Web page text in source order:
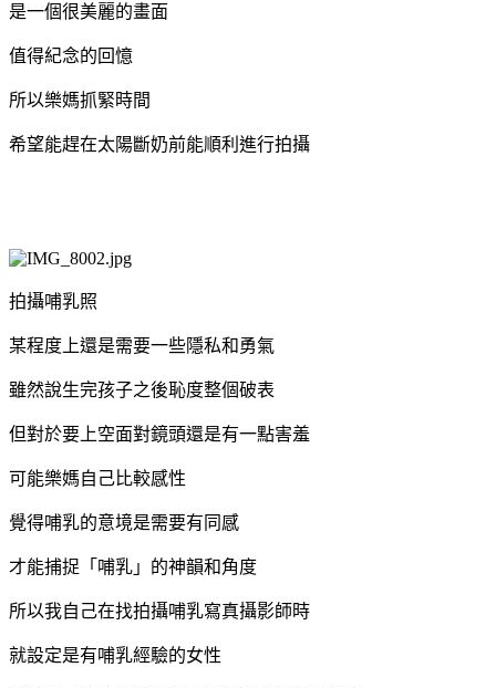
是一個很美麗的畫面
值得紀念的回憶
所以樂媽抓緊時間
希望能趕在太陽斷奶前能順利進行拍攝
拍攝哺乳照
某程度上還是需要一些隱私和勇氣
雖然說生完孩子之後恥度整個破表
但對於要上空面對鏡頭還是有一點害羞
可能樂媽自己比較感性
覺得哺乳的意境是需要有同感
才能捕捉「哺乳」的神韻和角度
所以我自己在找拍攝哺乳寫真攝影師時
就設定是有哺乳經驗的女性